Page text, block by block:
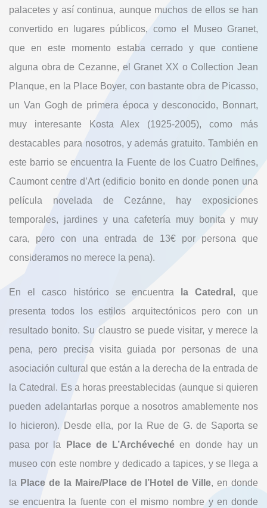
palacetes y así continua, aunque muchos de ellos se han
convertido en lugares públicos, como el Museo Granet,
que en este momento estaba cerrado y que contiene
alguna obra de Cezanne, el Granet XX o Collection Jean
Planque, en la Place Boyer, con bastante obra de Picasso,
un Van Gogh de primera época y desconocido, Bonnart,
muy interesante Kosta Alex (1925-2005), como más
destacables para nosotros, y además gratuito. También en
este barrio se encuentra la Fuente de los Cuatro Delfines,
Caumont centre d’Art (edificio bonito en donde ponen una
película novelada de Cezánne, hay exposiciones
temporales, jardines y una cafetería muy bonita y muy
cara, pero con una entrada de 13€ por persona que
consideramos no merece la pena).
En el casco histórico se encuentra la Catedral , que
presenta todos los estilos arquitectónicos pero con un
resultado bonito. Su claustro se puede visitar, y merece la
pena, pero precisa visita guiada por personas de una
asociación cultural que están a la derecha de la entrada de
la Catedral. Es a horas preestablecidas (aunque si quieren
pueden adelantarlas porque a nosotros amablemente nos
lo hicieron). Desde ella, por la Rue de G. de Saporta se
pasa por la
Place de L’Archéveché en donde hay un
museo con este nombre y dedicado a tapices, y se llega a
la Place de la Maire/Place de l’Hotel de Ville, en donde
se encuentra la fuente con el mismo nombre y en donde